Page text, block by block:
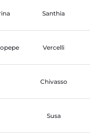
Santhia
Vercelli
Chivasso
Susa